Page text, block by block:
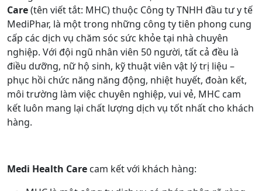
Care(tên viết tắt: MHC) thuộc Công ty TNHH đầu tư y tế
MediPhar, là một trong những công ty tiên phong cung
cấp các dịch vụ chăm sóc sức khỏe tại nhà chuyên
nghiệp. Với đội ngũ nhân viên 50 người, tất cả đều là
điều dưỡng, nữ hộ sinh, kỹ thuật viên vật lý trị liệu –
phục hồi chức năng năng động, nhiệt huyết, đoàn kết,
môi trường làm việc chuyên nghiệp, vui vẻ, MHC cam
kết luôn mang lại chất lượng dịch vụ tốt nhất cho khách
hàng.
Medi Health Care cam kết với khách hàng: